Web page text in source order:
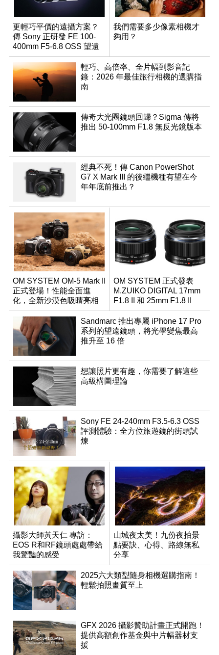
更輕巧平價的遠攝方案？
傳 Sony 正研發 FE 100-
400mm F5-6.8 OSS 望遠
變焦鏡頭
我們需要多少像素相機才
夠用？
輕巧、高倍率、全片幅到影音記
錄：2026 年最佳旅行相機的選購指
南
傳奇大光圈鏡頭回歸？Sigma 傳將
推出 50-100mm F1.8 無反光鏡版本
經典不死！傳 Canon PowerShot
G7 X Mark III 的後繼機種有望在今
年年底前推出？
OM SYSTEM OM-5 Mark II
正式登場！性能全面進
化，全新沙漠色吸睛亮相
OM SYSTEM 正式發表
M.ZUIKO DIGITAL 17mm
F1.8 II 和 25mm F1.8 II
Sandmarc 推出專屬 iPhone 17 Pro
系列的望遠鏡頭，將光學變焦最高
推升至 16 倍
想讓照片更有趣，你需要了解這些
高級構圖理論
Sony FE 24-240mm F3.5-6.3 OSS
評測體驗：全方位旅遊鏡的街頭試
煉
攝影大師黃天仁 專訪：
EOS R和RF鏡頭處處帶給
我驚豔的感受
山城夜太美！九份夜拍景
點要訣、心得、路線無私
分享
2025六大類型隨身相機選購指南！
輕鬆拍照畫質至上
GFX 2026 攝影贊助計畫正式開跑！
提供高額創作基金與中片幅器材支
援